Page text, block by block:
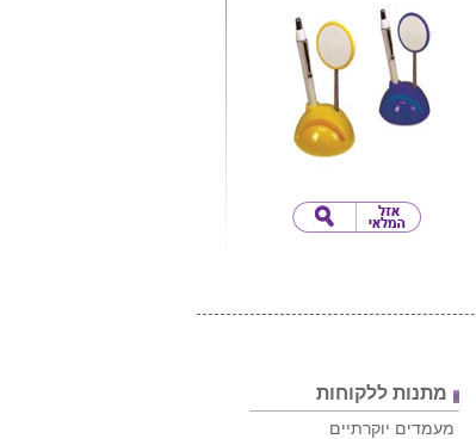
מתנות ללקוחות
מעמדים יוקרתיים